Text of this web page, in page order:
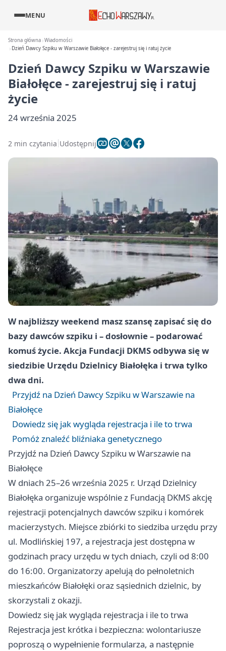
MENU
Strona główna Wiadomości
Dzień Dawcy Szpiku w Warszawie Białołęce - zarejestruj się i ratuj życie
Dzień Dawcy Szpiku w Warszawie
Białołęce - zarejestruj się i ratuj
życie
24 września 2025
2 min czytania Udostępnij
W najbliższy weekend masz szansę zapisać się do
bazy dawców szpiku i – dosłownie – podarować
komuś życie. Akcja Fundacji DKMS odbywa się w
siedzibie Urzędu Dzielnicy Białołęka i trwa tylko
dwa dni.
Przyjdź na Dzień Dawcy Szpiku w Warszawie na
Białołęce
Dowiedz się jak wygląda rejestracja i ile to trwa
Pomóż znaleźć bliźniaka genetycznego
Przyjdź na Dzień Dawcy Szpiku w Warszawie na
Białołęce
W dniach 25–26 września 2025 r. Urząd Dzielnicy
Białołęka organizuje wspólnie z Fundacją DKMS akcję
rejestracji potencjalnych dawców szpiku i komórek
macierzystych. Miejsce zbiórki to siedziba urzędu przy
ul. Modlińskiej 197, a rejestracja jest dostępna w
godzinach pracy urzędu w tych dniach, czyli od 8:00
do 16:00. Organizatorzy apelują do pełnoletnich
mieszkańców Białołęki oraz sąsiednich dzielnic, by
skorzystali z okazji.
Dowiedz się jak wygląda rejestracja i ile to trwa
Rejestracja jest krótka i bezpieczna: wolontariusze
poproszą o wypełnienie formularza, a następnie